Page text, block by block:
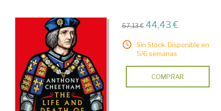
57,13 € 44,43 €
Sin Stock. Disponible en
5/6 semanas.
COMPRAR